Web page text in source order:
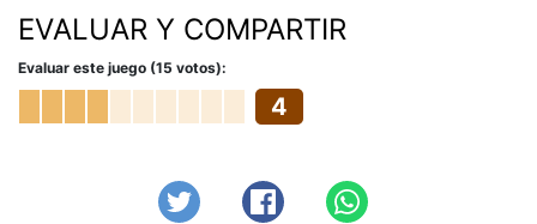
EVALUAR Y COMPARTIR
Evaluar este juego (15 votos):
4